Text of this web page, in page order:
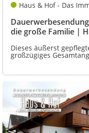
Haus & Hof - Das
die große Familie |
Dieses äußerst
großzügiges